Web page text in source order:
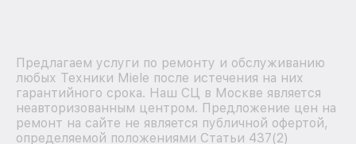
Предлагаем услуги по ремонту и обслуживанию
любых Техники Miele после истечения на них
гарантийного срока. Наш СЦ в Москве является
неавторизованным центром. Предложение цен на
ремонт на сайте не является публичной офертой,
определяемой положениями Статьи 437(2)